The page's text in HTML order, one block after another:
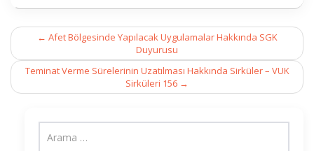
Post
navigation
← Afet Bölgesinde Yapılacak Uygulamalar Hakkında SGK
Duyurusu
Teminat Verme Sürelerinin Uzatılması Hakkında Sirküler – VUK
Sirküleri 156 →